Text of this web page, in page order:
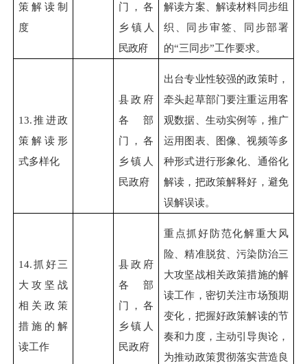
策解读制
度
门，各
乡 镇人
民政府
解读方案、解读材料同步组
织、同步审签、同步部署
的“三同步”工作要求。
13.推进政
策解读形
式多样化
县政府
各部
门，各
乡镇人
民政府
出台专业性较强的政策时，
牵头起草部门要注重运用客
观数据、生动实例等，推广
运用图表、图像、视频等多
种形式进行形象化、通俗化
解读，把政策解释好，避免
误解误读。
14.抓好三
大攻坚战
相关政策
措施的解
读工作
县政府
各部
门，各
乡镇人
民政府
重点抓好防范化解重大风
险、精准脱贫、污染防治三
大攻坚战相关政策措施的解
读工作，密切关注市场预期
变化，把握好政策解读的节
奏和力度，主动引导舆论，
为推动政策贯彻落实营造良